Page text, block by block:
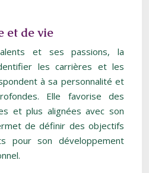
et de vie
et ses passions, la
les carrières et les
à sa personnalité et
Elle favorise des
et plus alignées avec son
de définir des objectifs
pour son développement